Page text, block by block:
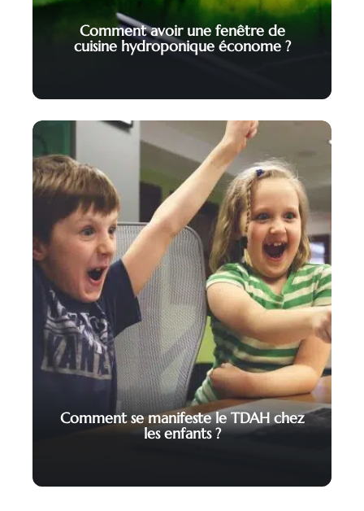
Comment avoir une fenêtre de
cuisine hydroponique économe ?
Comment se manifeste le TDAH chez
les enfants ?